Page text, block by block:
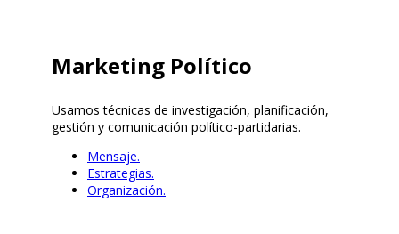
Marketing Político
Usamos técnicas de investigación, planificación,
gestión y comunicación político-partidarias.
Mensaje.
Estrategias.
Organización.